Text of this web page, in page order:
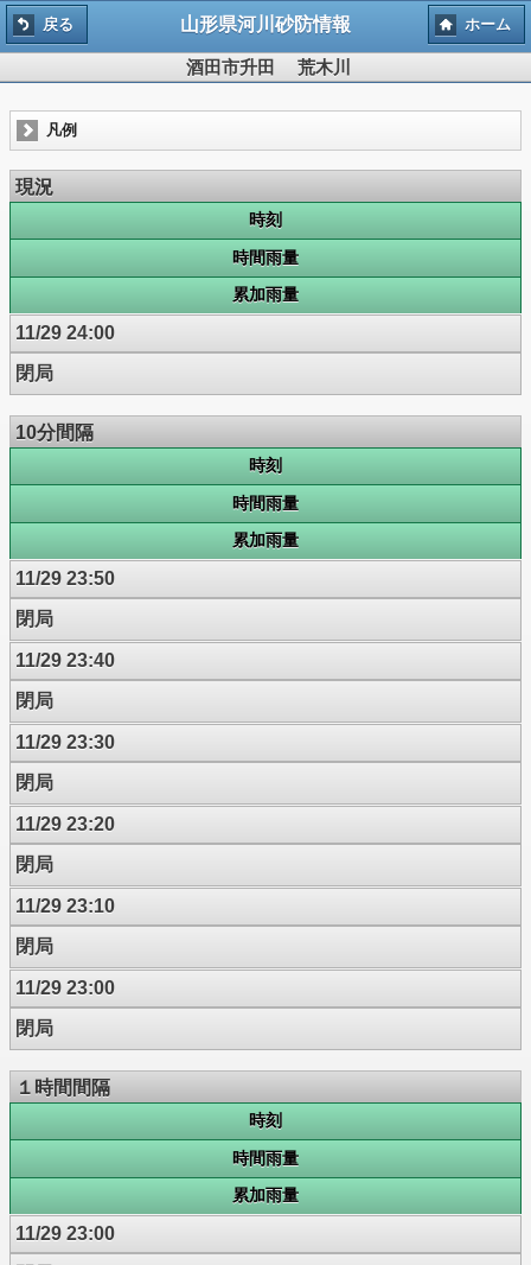
戻る 山形県河川砂防情報 ホーム
酒田市升田 荒木川
凡例
現況
時刻
時間雨量
累加雨量
11/29 24:00
閉局
10分間隔
時刻
時間雨量
累加雨量
11/29 23:50
閉局
11/29 23:40
閉局
11/29 23:30
閉局
11/29 23:20
閉局
11/29 23:10
閉局
11/29 23:00
閉局
１時間間隔
時刻
時間雨量
累加雨量
11/29 23:00